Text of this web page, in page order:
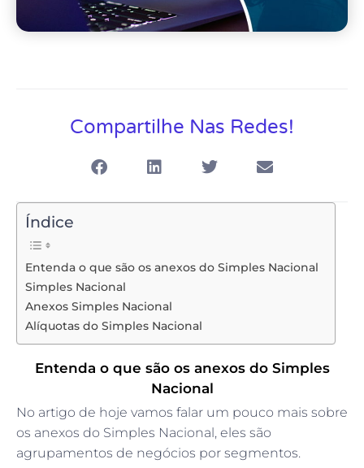
Compartilhe Nas Redes!
Índice
Entenda o que são os anexos do Simples Nacional
Simples Nacional
Anexos Simples Nacional
Alíquotas do Simples Nacional
Entenda o que são os anexos do Simples
Nacional
No artigo de hoje vamos falar um pouco mais sobre
os anexos do Simples Nacional, eles são
agrupamentos de negócios por segmentos.